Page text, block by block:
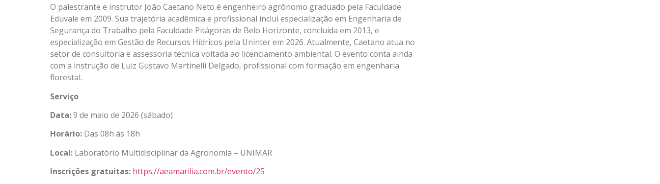
O palestrante e instrutor João Caetano Neto é engenheiro agrônomo graduado pela Faculdade
Eduvale em 2009. Sua trajetória acadêmica e profissional inclui especialização em Engenharia de
Segurança do Trabalho pela Faculdade Pitágoras de Belo Horizonte, concluída em 2013, e
especialização em Gestão de Recursos Hídricos pela Uninter em 2026. Atualmente, Caetano atua no
setor de consultoria e assessoria técnica voltada ao licenciamento ambiental. O evento conta ainda
com a instrução de Luiz Gustavo Martinelli Delgado, profissional com formação em engenharia
florestal.
Serviço
Data:9 de maio de 2026 (sábado)
Horário: Das 08h às 18h
Local: Laboratório Multidisciplinar da Agronomia – UNIMAR
Inscrições gratuitas: https://aeamarilia.com.br/evento/25